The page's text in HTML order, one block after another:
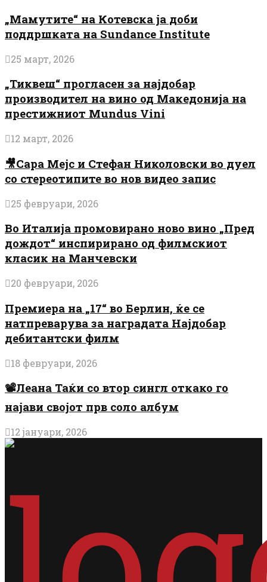
„Мамутите“ на Котевска ја доби
поддршката на Sundance Institute
25 март, 2026
„Тиквеш“ прогласен за најдобар
производител на вино од Македонија на
престижниот Mundus Vini
12 март, 2026
🎥Сара Мејс и Стефан Николовски во дуел
со стереотипите во нов видео запис
25 февруари, 2026
Во Италија промовирано ново вино „Пред
дождот“ инспирирано од филмскиот
класик на Манчевски
20 февруари, 2026
Премиера на „17“ во Берлин, ќе се
натпреварува за наградата Најдобар
дебитантски филм
18 февруари, 2026
📽️Леана Таќи со втор сингл откако го
најави својот прв соло албум
12 јануари, 2026